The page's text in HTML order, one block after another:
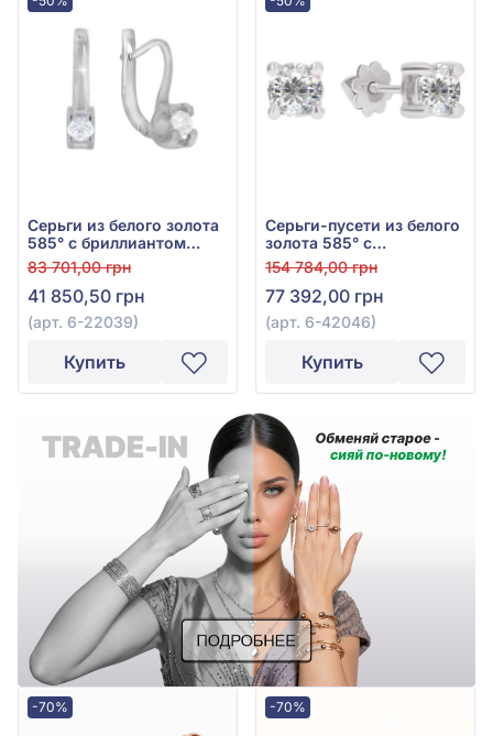
Серьги из белого золота
585° с бриллиантом
0,21ct, арт. 6-22039
83 701,00 грн
41 850,50 грн
(арт. 6-22039)
Купить
Серьги-пусети из белого
золота 585° с
бриллиантом 0,57ct, арт.
6-42046
154 784,00 грн
77 392,00 грн
(арт. 6-42046)
Купить
-70% -70%